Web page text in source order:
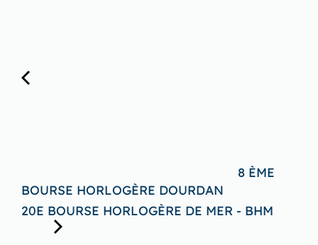
8 ÈME
BOURSE HORLOGÈRE DOURDAN
20E BOURSE HORLOGÈRE DE MER - BHM